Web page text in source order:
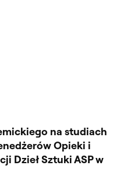
na studiach
Opieki i
Dzieł Sztuki ASP w